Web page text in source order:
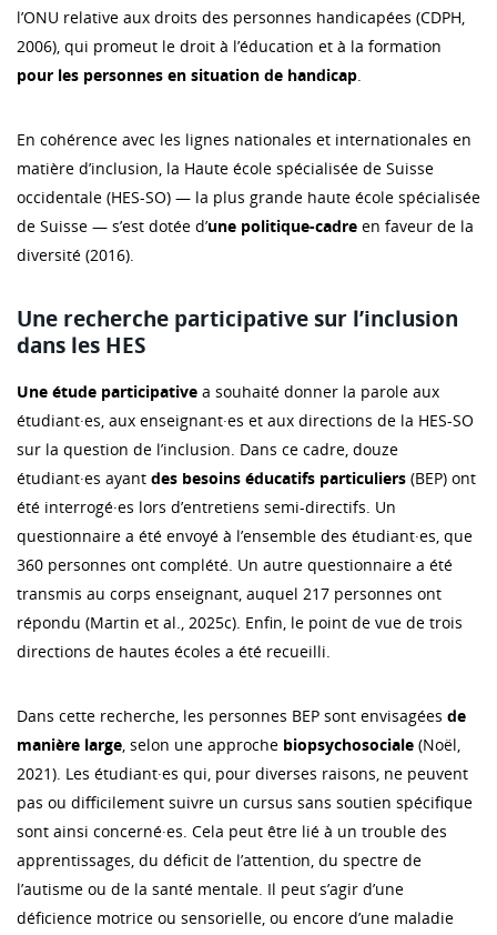
l’ONU relative aux droits des personnes handicapées (CDPH,
2006), qui promeut le droit à l’éducation et à la formation
pour les personnes en situation de handicap.
En cohérence avec les lignes nationales et internationales en
matière d’inclusion, la Haute école spécialisée de Suisse
occidentale (HES-SO) — la plus grande haute école spécialisée
de Suisse — s’est dotée d’une politique-cadre en faveur de la
diversité (2016).
Une recherche participative sur l’inclusion
dans les HES
Une étude participative a souhaité donner la parole aux
étudiant·es, aux enseignant·es et aux directions de la HES-SO
sur la question de l’inclusion. Dans ce cadre, douze
étudiant·es ayant des besoins éducatifs particuliers (BEP) ont
été interrogé·es lors d’entretiens semi-directifs. Un
questionnaire a été envoyé à l’ensemble des étudiant·es, que
360 personnes ont complété. Un autre questionnaire a été
transmis au corps enseignant, auquel 217 personnes ont
répondu (Martin et al., 2025c). Enfin, le point de vue de trois
directions de hautes écoles a été recueilli.
Dans cette recherche, les personnes BEP sont envisagées de
manière large, selon une approche biopsychosociale (Noël,
2021). Les étudiant·es qui, pour diverses raisons, ne peuvent
pas ou difficilement suivre un cursus sans soutien spécifique
sont ainsi concerné·es. Cela peut être lié à un trouble des
apprentissages, du déficit de l’attention, du spectre de
l’autisme ou de la santé mentale. Il peut s’agir d’une
déficience motrice ou sensorielle, ou encore d’une maladie